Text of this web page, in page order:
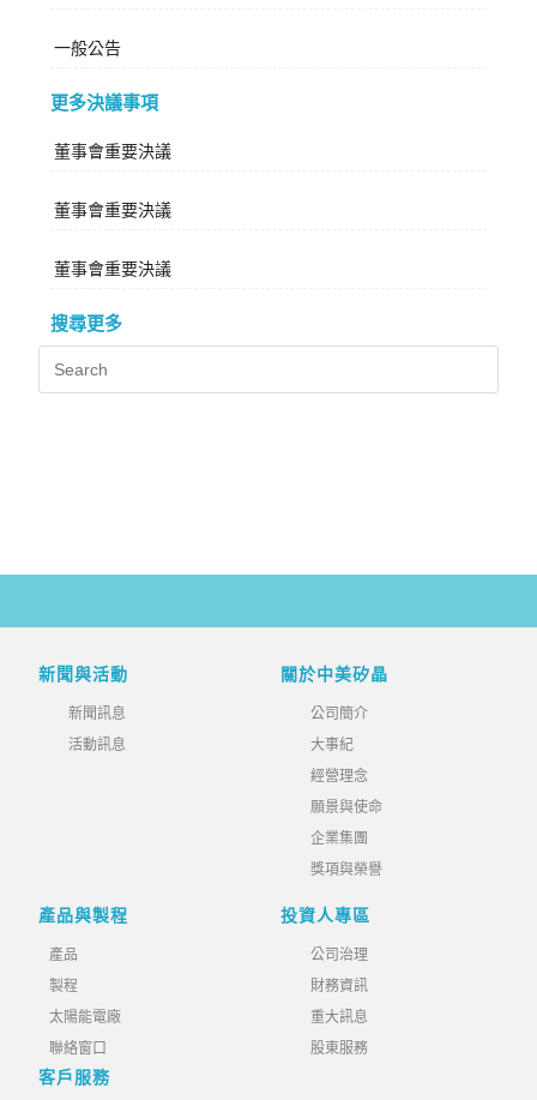
一般公告
更多決議事項
董事會重要決議
董事會重要決議
董事會重要決議
搜尋更多
新聞與活動
新聞訊息
活動訊息
關於中美矽晶
公司簡介
大事紀
經營理念
願景與使命
企業集團
獎項與榮譽
產品與製程
產品
製程
太陽能電廠
聯絡窗口
客戶服務
投資人專區
公司治理
財務資訊
重大訊息
股東服務